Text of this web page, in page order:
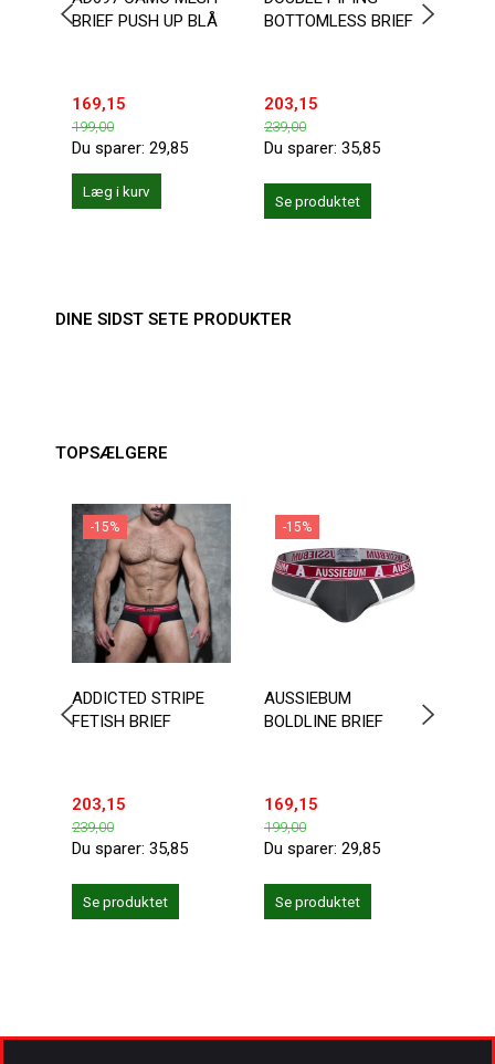
BRIEF PUSH UP BLÅ
169,15
199,00
Du sparer: 29,85
Læg i kurv
BOTTOMLESS BRIEF
203,15
239,00
Du sparer: 35,85
Se produktet
DINE SIDST SETE PRODUKTER
TOPSÆLGERE
-15%
ADDICTED STRIPE
FETISH BRIEF
203,15
239,00
Du sparer: 35,85
Se produktet
-15%
AUSSIEBUM
BOLDLINE BRIEF
169,15
199,00
Du sparer: 29,85
Se produktet